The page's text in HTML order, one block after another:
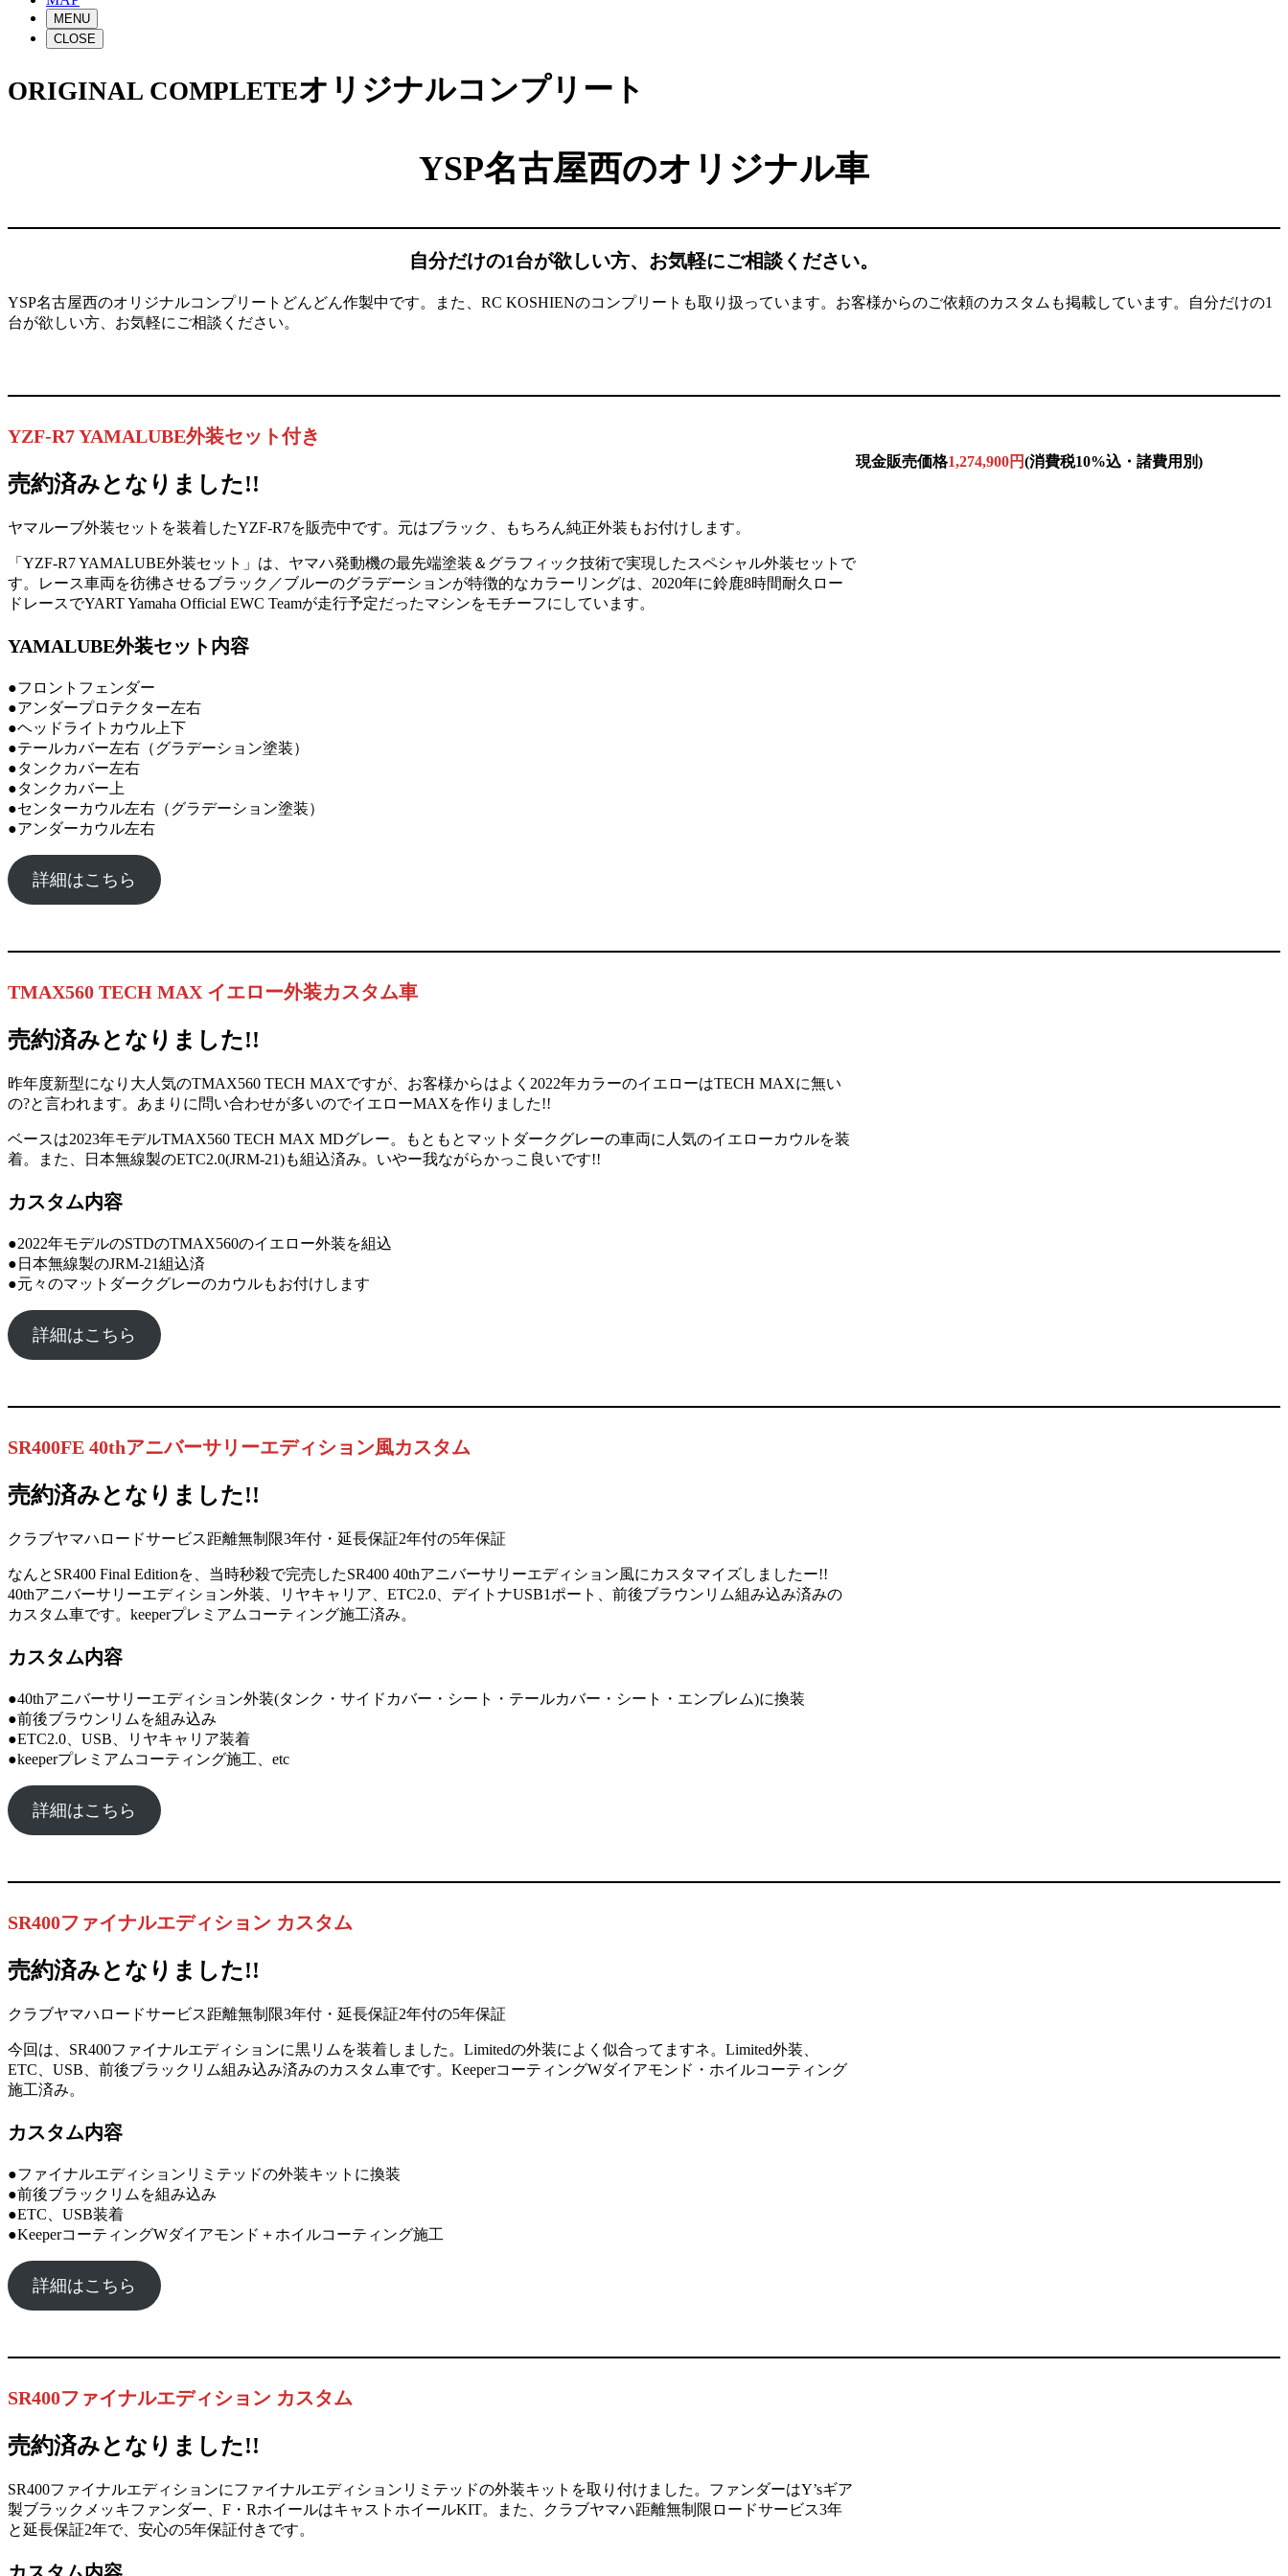
MENU
CLOSE
ORIGINAL COMPLETEオリジナルコンプリート
YSP名古屋西のオリジナル車
自分だけの1台が欲しい方、お気軽にご相談ください。
YSP名古屋西のオリジナルコンプリートどんどん作製中です。また、RC KOSHIENのコンプリートも取り扱っています。お客様からのご依頼のカスタムも掲載しています。自分だけの1
台が欲しい方、お気軽にご相談ください。
YZF-R7 YAMALUBE外装セット付き
売約済みとなりました!!
ヤマルーブ外装セットを装着したYZF-R7を販売中です。元はブラック、もちろん純正外装もお付けします。
「YZF-R7 YAMALUBE外装セット」は、ヤマハ発動機の最先端塗装＆グラフィック技術で実現したスペシャル外装セットで
す。レース車両を彷彿させるブラック／ブルーのグラデーションが特徴的なカラーリングは、2020年に鈴鹿8時間耐久ロー
ドレースでYART Yamaha Official EWC Teamが走行予定だったマシンをモチーフにしています。
YAMALUBE外装セット内容
●フロントフェンダー
●アンダープロテクター左右
●ヘッドライトカウル上下
●テールカバー左右（グラデーション塗装）
●タンクカバー左右
●タンクカバー上
●センターカウル左右（グラデーション塗装）
●アンダーカウル左右
詳細はこちら
現金販売価格1,274,900円(消費税10%込・諸費用別)
TMAX560 TECH MAX イエロー外装カスタム車
売約済みとなりました!!
昨年度新型になり大人気のTMAX560 TECH MAXですが、お客様からはよく2022年カラーのイエローはTECH MAXに無い
の?と言われます。あまりに問い合わせが多いのでイエローMAXを作りました!!
ベースは2023年モデルTMAX560 TECH MAX MDグレー。もともとマットダークグレーの車両に人気のイエローカウルを装
着。また、日本無線製のETC2.0(JRM-21)も組込済み。いやー我ながらかっこ良いです!!
カスタム内容
●2022年モデルのSTDのTMAX560のイエロー外装を組込
●日本無線製のJRM-21組込済
●元々のマットダークグレーのカウルもお付けします
詳細はこちら
SR400FE 40thアニバーサリーエディション風カスタム
売約済みとなりました!!
クラブヤマハロードサービス距離無制限3年付・延長保証2年付の5年保証
なんとSR400 Final Editionを、当時秒殺で完売したSR400 40thアニバーサリーエディション風にカスタマイズしましたー!!
40thアニバーサリーエディション外装、リヤキャリア、ETC2.0、デイトナUSB1ポート、前後ブラウンリム組み込み済みの
カスタム車です。keeperプレミアムコーティング施工済み。
カスタム内容
●40thアニバーサリーエディション外装(タンク・サイドカバー・シート・テールカバー・シート・エンブレム)に換装
●前後ブラウンリムを組み込み
●ETC2.0、USB、リヤキャリア装着
●keeperプレミアムコーティング施工、etc
詳細はこちら
SR400ファイナルエディション カスタム
売約済みとなりました!!
クラブヤマハロードサービス距離無制限3年付・延長保証2年付の5年保証
今回は、SR400ファイナルエディションに黒リムを装着しました。Limitedの外装によく似合ってますネ。Limited外装、
ETC、USB、前後ブラックリム組み込み済みのカスタム車です。KeeperコーティングWダイアモンド・ホイルコーティング
施工済み。
カスタム内容
●ファイナルエディションリミテッドの外装キットに換装
●前後ブラックリムを組み込み
●ETC、USB装着
●KeeperコーティングWダイアモンド＋ホイルコーティング施工
詳細はこちら
SR400ファイナルエディション カスタム
売約済みとなりました!!
SR400ファイナルエディションにファイナルエディションリミテッドの外装キットを取り付けました。ファンダーはY’sギア
製ブラックメッキファンダー、F・RホイールはキャストホイールKIT。また、クラブヤマハ距離無制限ロードサービス3年
と延長保証2年で、安心の5年保証付きです。